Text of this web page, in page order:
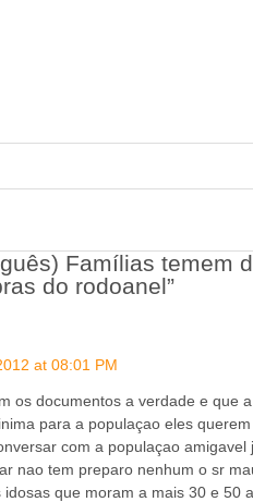
Famílias temem
do rodoanel”
at 08:01 PM
os documentos a verdade e que
para a populaçao eles
com a populaçao
nao tem preparo nenhum o sr
que moram a mais 30 e 50